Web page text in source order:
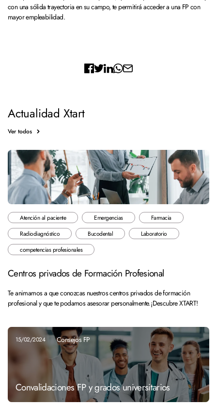
con una sólida trayectoria en su campo, te permitirá acceder a una FP con
mayor empleabilidad.
Actualidad Xtart
Ver todos
Atención al paciente Emergencias
Farmacia
Radiodiagnóstico
Bucodental
Laboratorio
competencias profesionales
Centros privados de Formación Profesional
Te animamos a que conozcas nuestros centros privados de formación
profesional y que te podamos asesorar personalmente. ¡Descubre XTART!
15/02/2024 Consejos FP
Convalidaciones FP y grados universitarios